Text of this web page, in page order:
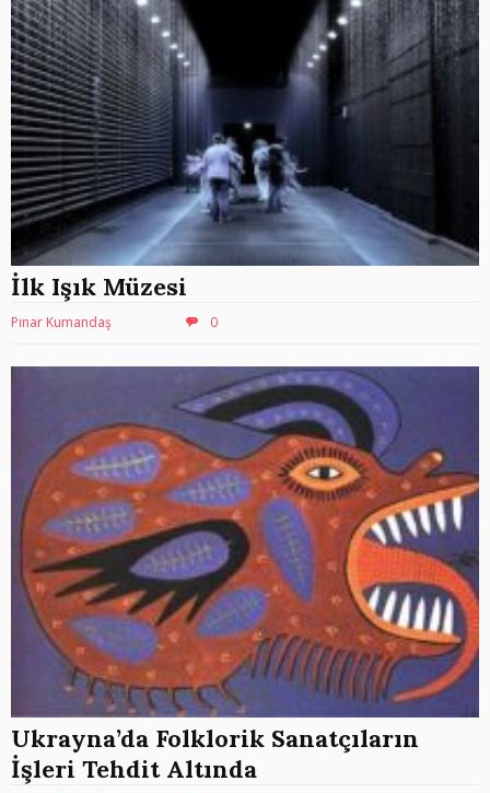
İlk Işık Müzesi
Pınar Kumandaş 0
Ukrayna’da Folklorik Sanatçıların
İşleri Tehdit Altında